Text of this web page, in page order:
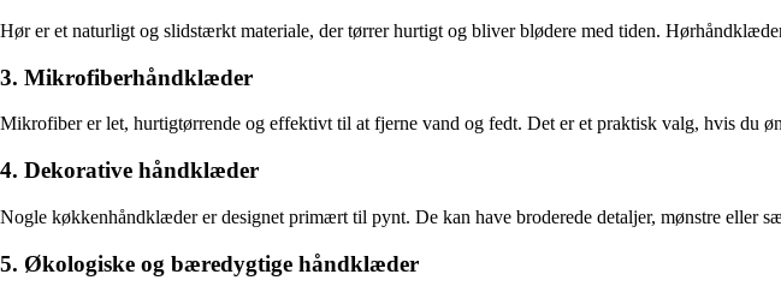
Hør er et naturligt og slidstærkt materiale, der tørrer hurtigt og bliver blødere med tiden.
3. Mikrofiberhåndklæder
Mikrofiber er let, hurtigtørrende og effektivt til at fjerne vand og fedt. Det er et praktisk valg, hvis du
4. Dekorative håndklæder
Nogle køkkenhåndklæder er designet primært til pynt. De kan have broderede detaljer, mønstre eller
5. Økologiske og bæredygtige håndklæder